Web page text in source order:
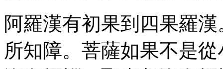
阿羅漢有初果到四果羅
所知障。菩薩如果不是